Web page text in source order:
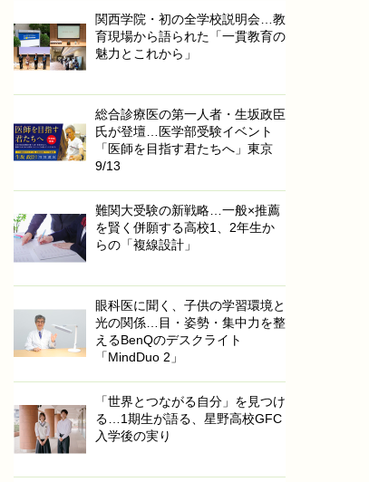
関西学院・初の全学校説明会…教
育現場から語られた「一貫教育の
魅力とこれから」
総合診療医の第一人者・生坂政臣
氏が登壇…医学部受験イベント
「医師を目指す君たちへ」東京
9/13
難関大受験の新戦略…一般×推薦
を賢く併願する高校1、2年生か
らの「複線設計」
眼科医に聞く、子供の学習環境と
光の関係…目・姿勢・集中力を整
えるBenQのデスクライト
「MindDuo 2」
「世界とつながる自分」を見つけ
る…1期生が語る、星野高校GFC
入学後の実り